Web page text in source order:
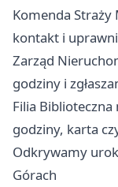
Komenda Straży
kontakt i
Zarząd
godziny i
Filia
godziny, karta
Odkrywamy
Górach